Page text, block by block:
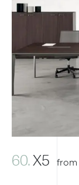
Previous
60.X5 from